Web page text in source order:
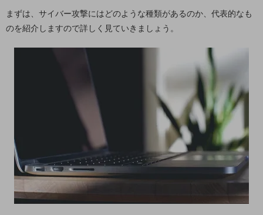
クラウド・データセンター
電話・映像コミュニケーション
データ利活用
運用管理
業務支援・マーケティング
まずは、サイバー攻撃にはどのような種類があるのか、代表的なも
のを紹介しますので詳しく見ていきましょう。